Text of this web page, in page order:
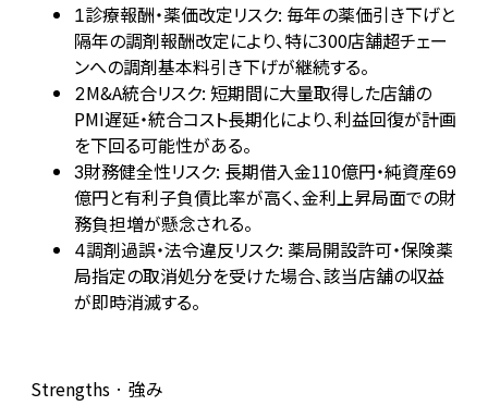
1診療報酬・薬価改定リスク: 毎年の薬価引き下げと
隔年の調剤報酬改定により、特に300店舗超チェー
ンへの調剤基本料引き下げが継続する。
2M&A統合リスク: 短期間に大量取得した店舗の
PMI遅延・統合コスト長期化により、利益回復が計画
を下回る可能性がある。
3財務健全性リスク: 長期借入金110億円・純資産69
億円と有利子負債比率が高く、金利上昇局面での財
務負担増が懸念される。
4調剤過誤・法令違反リスク: 薬局開設許可・保険薬
局指定の取消処分を受けた場合、該当店舗の収益
が即時消滅する。
Strengths · 強み